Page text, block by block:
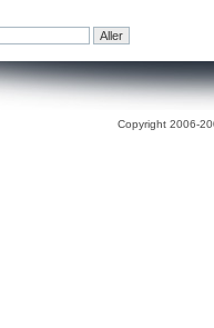
Copyright 2006-